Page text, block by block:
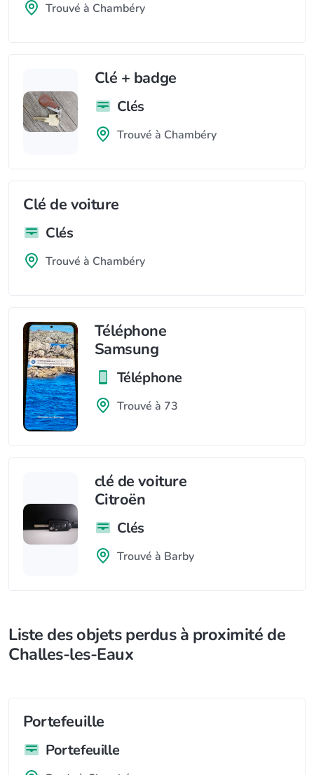
Trouvé à Chambéry
Clé + badge
Clés
Trouvé à Chambéry
Clé de voiture
Clés
Trouvé à Chambéry
Téléphone
Samsung
Téléphone
Trouvé à 73
clé de voiture
Citroën
Clés
Trouvé à Barby
Liste des objets perdus à proximité de
Challes-les-Eaux
Portefeuille
Portefeuille